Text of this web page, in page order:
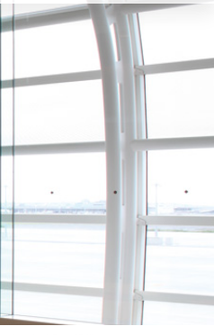
止水・遮熱・太陽光発
止水マスターシリーズ
太陽光発電システム